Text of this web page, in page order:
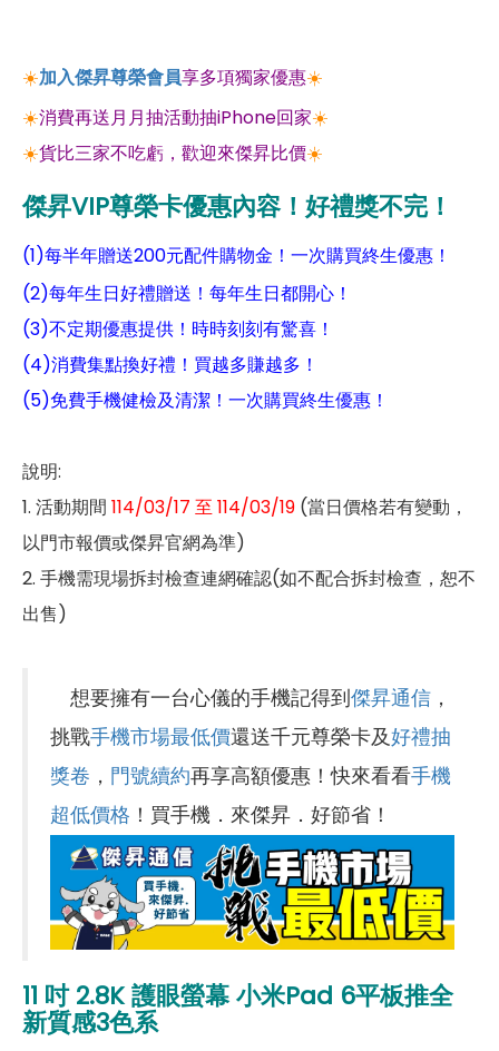
☀️加入傑昇尊榮會員享多項獨家優惠☀️
☀️消費再送月月抽活動抽iPhone回家☀️
☀️貨比三家不吃虧，歡迎來傑昇比價☀️
傑昇VIP尊榮卡優惠內容！好禮獎不完！
(1)每半年贈送200元配件購物金！一次購買終生優惠！
(2)每年生日好禮贈送！每年生日都開心！
(3)不定期優惠提供！時時刻刻有驚喜！
(4)消費集點換好禮！買越多賺越多！
(5)免費手機健檢及清潔！一次購買終生優惠！
說明:
1. 活動期間 114/03/17 至 114/03/19 (當日價格若有變動，
以門市報價或傑昇官網為準)
2. 手機需現場拆封檢查連網確認(如不配合拆封檢查，恕不
出售)
想要擁有一台心儀的手機記得到傑昇通信 ，
挑戰手機市場最低價還送千元尊榮卡及好禮抽
獎卷 ， 門號續約再享高額優惠！快來看看手機
超低價格 ！買手機．來傑昇．好節省！
11 吋 2.8K 護眼螢幕 小米Pad 6平板推全
新質感3色系